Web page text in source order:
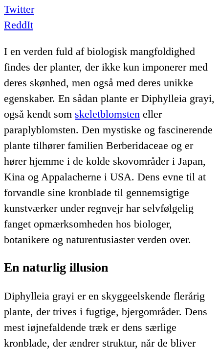
Twitter
ReddIt
I en verden fuld af biologisk mangfoldighed
findes der planter, der ikke kun imponerer med
deres skønhed, men også med deres unikke
egenskaber. En sådan plante er Diphylleia grayi,
også kendt som skeletblomsten eller
paraplyblomsten. Den mystiske og fascinerende
plante tilhører familien Berberidaceae og er
hører hjemme i de kolde skovområder i Japan,
Kina og Appalacherne i USA. Dens evne til at
forvandle sine kronblade til gennemsigtige
kunstværker under regnvejr har selvfølgelig
fanget opmærksomheden hos biologer,
botanikere og naturentusiaster verden over.
En naturlig illusion
Diphylleia grayi er en skyggeelskende flerårig
plante, der trives i fugtige, bjergområder. Dens
mest iøjnefaldende træk er dens særlige
kronblade, der ændrer struktur, når de bliver